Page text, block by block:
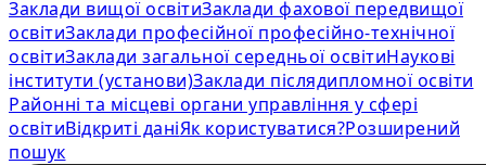
Заклади вищої освітиЗаклади фахової передвищої
освітиЗаклади професійної професійно-технічної
освітиЗаклади загальної середньої освітиНаукові
інститути (установи)Заклади післядипломної освіти
Районні та місцеві органи управління у сфері
освітиВідкриті даніЯк користуватися?Розширений
пошук